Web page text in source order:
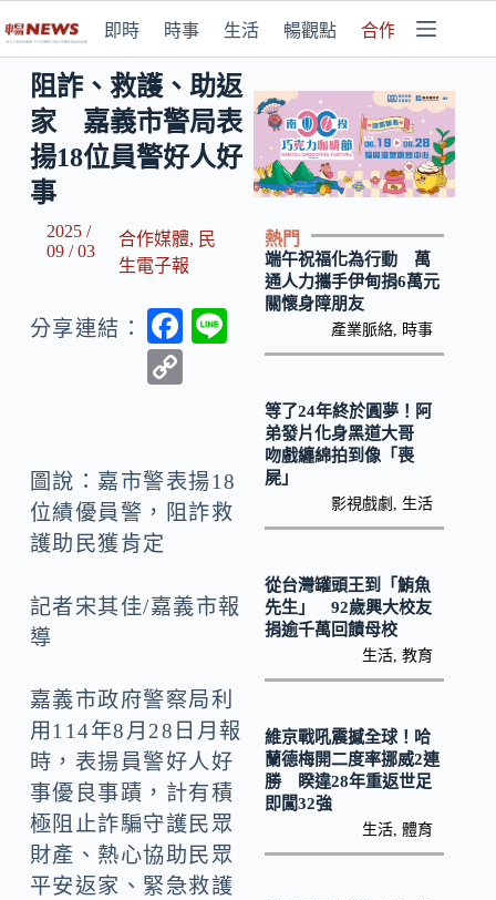
即時 時事 生活 暢觀點 合作媒體
阻詐、救護、助返
家 嘉義市警局表
揚18位員警好人好
事
2025 /
09 / 03
合作媒體, 民
生電子報
分享連結：
F
o
o
y
Li
圖說：嘉市警表揚18
位績優員警，阻詐救
護助民獲肯定
記者宋其佳/嘉義市報
導
嘉義市政府警察局利
用114年8月28日月報
時，表揚員警好人好
事優良事蹟，計有積
極阻止詐騙守護民眾
財產、熱心協助民眾
平安返家、緊急救護
熱門
端午祝福化為行動 萬
通人力攜手伊甸捐6萬元
關懷身障朋友
產業脈絡 時事
等了24年終於圓夢！阿
弟發片化身黑道大哥
吻戲纏綿拍到像「喪
屍」
影視戲劇 生活
從台灣罐頭王到「鮪魚
先生」 92歲興大校友
捐逾千萬回饋母校
生活 ,教育
維京戰吼震撼全球！哈
蘭德梅開二度率挪威2連
勝 睽違28年重返世足
即闖32強
生活 ,體育